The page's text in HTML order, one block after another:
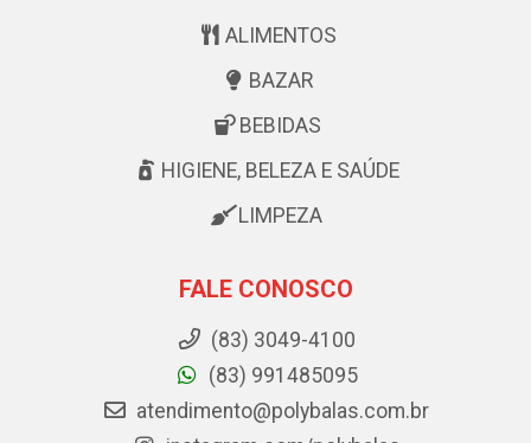
ALIMENTOS
BAZAR
BEBIDAS
HIGIENE, BELEZA E SAÚDE
LIMPEZA
FALE CONOSCO
(83) 3049-4100
(83) 991485095
atendimento@polybalas.com.br